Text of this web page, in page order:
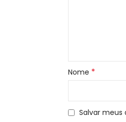
Nome *
Salvar